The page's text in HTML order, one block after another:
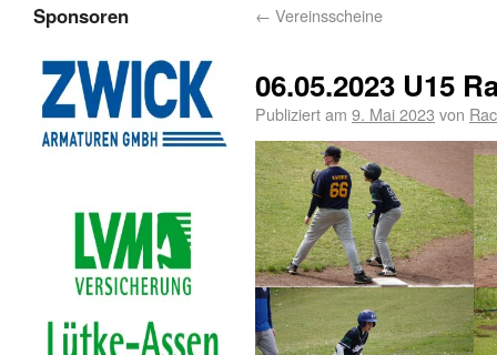
← Vereinsscheine
06.05.2023 U15
Publiziert am 9. Mai 2023 von
Sponsoren